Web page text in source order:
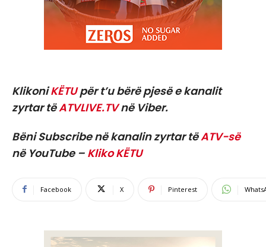
KlikoniKËTUpër t’u bërë pjesë e kanalit
zyrtar tëATVLIVE.TVnë Viber.
Bëni Subscribe në kanalin zyrtar tëATV-së
në YouTube – Kliko KËTU
Facebook X Pinterest